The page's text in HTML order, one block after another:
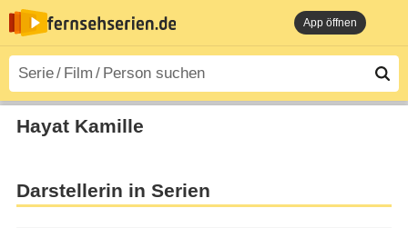
App öffnen
Hayat Kamille
Darstellerin in Serien